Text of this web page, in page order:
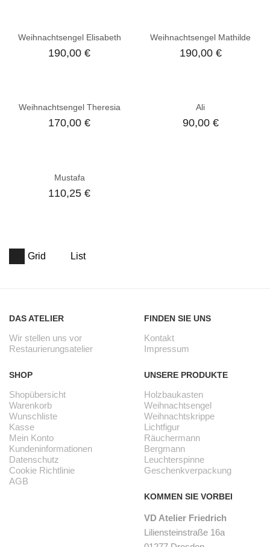
Weihnachtsengel Elisabeth
190,00€
Weihnachtsengel Mathilde
190,00 €
Weihnachtsengel Theresia
170,00€
Ali
90,00 €
Mustafa
110,25€
Grid List
DAS ATELIER
Wir stellen uns vor
Restaurierungsatelier
SHOP
Shopübersicht
Warenkorb
Wunschliste
Kasse
Mein Konto
Kundeninformationen
Datenschutz
Cookie Richtlinie
AGB
FINDEN SIE UNS
Kontakt
Impressum
UNSERE PRODUKTE
Holzbaukasten
Weihnachtsengel
Weihnachtskrippe
Lichtfigur
Räuchermann
Bergmann
Leuchterspinne
Geschenkverpackung
KOMMEN SIE VORBEI
VD Atelier Friedrich
Liliensteinstraße 16a